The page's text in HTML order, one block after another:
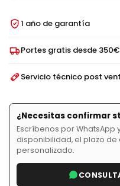
1 año de garantía
Portes gratis desde 350€
Servicio técnico post
¿Necesitas confirmar
Escríbenos por
disponibilidad, el plazo
personalizado.